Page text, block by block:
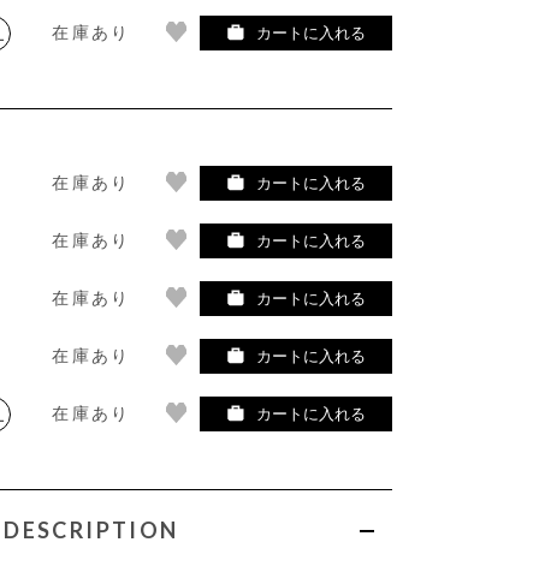
在庫あり カートに入れる
在庫あり カートに入れる
在庫あり カートに入れる
在庫あり カートに入れる
在庫あり カートに入れる
在庫あり カートに入れる
DESCRIPTION